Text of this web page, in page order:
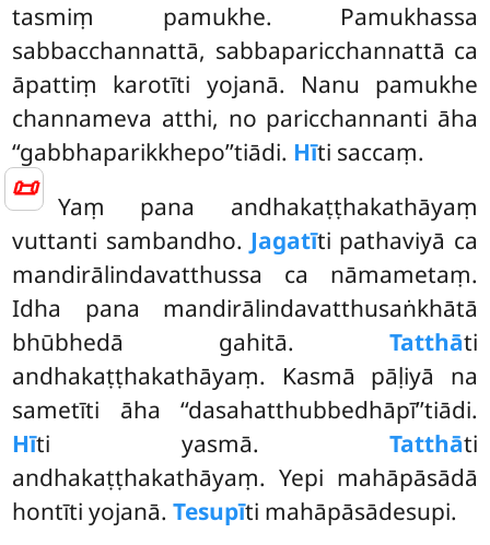
📜
tasmiṃ pamukhe. Pamukhassa
sabbacchannattā, sabbaparicchannattā ca
āpattiṃ karotīti yojanā. Nanu pamukhe
channameva atthi, no paricchannanti āha
‘‘gabbhaparikkhepo’’tiādi. Hīti saccaṃ.
Yaṃ pana andhakaṭṭhakathāyaṃ
vuttanti sambandho. Jagatīti pathaviyā ca
mandirālindavatthussa ca nāmametaṃ.
Idha pana mandirālindavatthusaṅkhātā
bhūbhedā gahitā. Tatthāti
andhakaṭṭhakathāyaṃ. Kasmā pāḷiyā na
sametīti āha ‘‘dasahatthubbedhāpī’’tiādi.
Hīti yasmā. Tatthāti
andhakaṭṭhakathāyaṃ. Yepi mahāpāsādā
hontīti yojanā.Tesupīti mahāpāsādesupi.